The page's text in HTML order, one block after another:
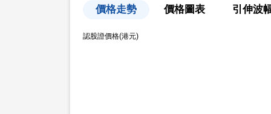
價格走勢 價格圖表 引伸波
認股證價格(港元)